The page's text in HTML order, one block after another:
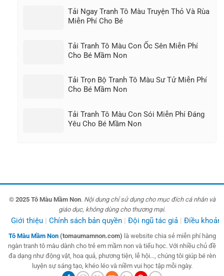
Tải Ngay Tranh Tô Màu Truyện Thỏ Và Rùa
Miễn Phí Cho Bé
Tải Tranh Tô Màu Con Ốc Sên Miễn Phí
Cho Bé Mầm Non
Tải Trọn Bộ Tranh Tô Màu Sư Tử Miễn Phí
Cho Bé Mầm Non
Tải Tranh Tô Màu Con Sói Miễn Phí Đáng
Yêu Cho Bé Mầm Non
© 2025 Tô Màu Mầm Non. Nội dung chỉ sử dụng cho mục đích cá nhân và
giáo dục, không dùng cho thương mại.
Giới thiệu Chính sách bản quyền Đội ngũ tác giả Điều khoản
Tô Màu Mầm Non(tomaumamnon.com) là website chia sẻ miễn phí hàng
ngàn tranh tô màu dành cho trẻ em mầm non và tiểu học. Với nhiều chủ đề
đa dạng như động vật, hoa quả, phương tiện, lễ hội…, chúng tôi giúp bé rèn
luyện sự sáng tạo, khéo léo và niềm vui học tập mỗi ngày.